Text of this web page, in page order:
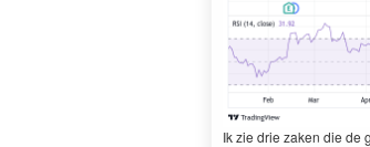
Ik zie drie zak­en die de